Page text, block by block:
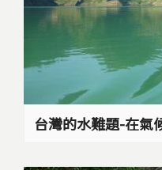
台灣的水難題-在氣